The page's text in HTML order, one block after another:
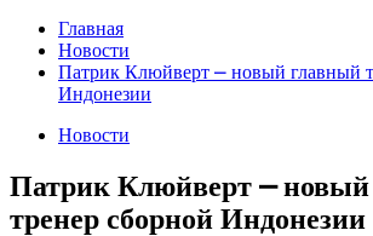
Главная
Новости
Патрик Клюйверт ⎼ новый главный
Индонезии
Новости
Патрик Клюйверт ⎼
тренер сборной Индонезии